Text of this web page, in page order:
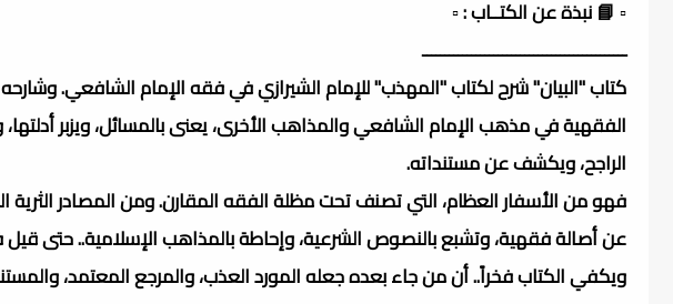
▫️ 📘 نبذة عن الكتــاب : ▫️
ــــــــــــــــــــــــــــــــــــــــــــــ
كتاب "البيان" شرح لكتاب "المهذب" للإمام الشيرازي في فقه الإمام الشافعي.
الفقهية في مذهب الإمام الشافعي والمذاهب الأخرى، يعنى بالمسائل، ويزبر
الراجح، ويكشف عن مستنداته.
فهو من الأسفار العظام، التي تصنف تحت مظلة الفقه المقارن. ومن المصادر الثرية
عن أصالة فقهية، وتشبع بالنصوص الشرعية، وإحاطة بالمذاهب الإسلامية.. حتى قيل
ويكفي الكتاب فخراً.. أن من جاء بعده جعله المورد العذب، والمرجع المعتمد،